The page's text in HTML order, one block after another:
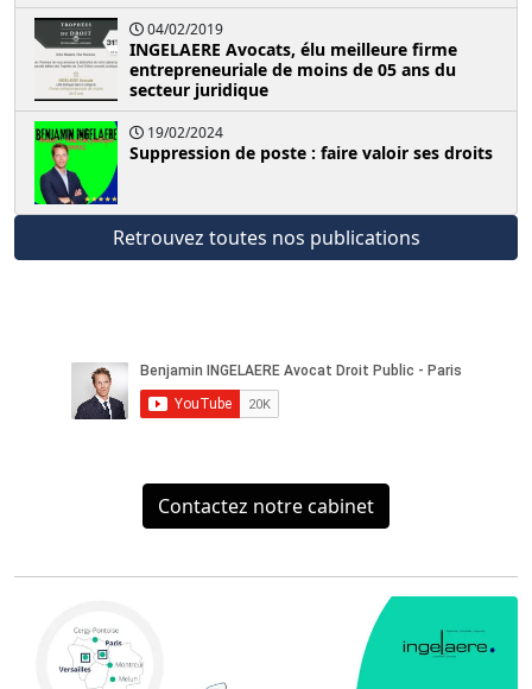
04/02/2019
INGELAERE Avocats, élu meilleure firme
entrepreneuriale de moins de 05 ans du
secteur juridique
19/02/2024
Suppression de poste : faire valoir ses droits
Retrouvez toutes nos publications
Contactez notre cabinet